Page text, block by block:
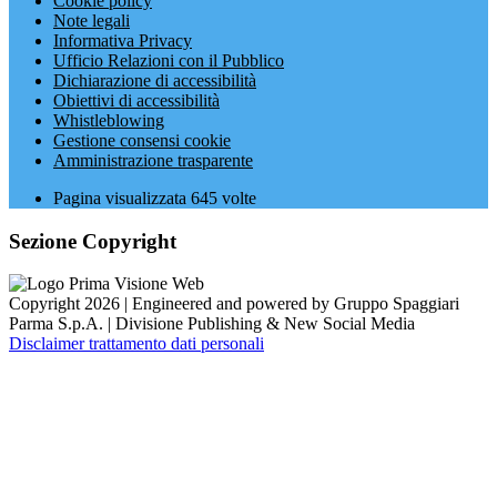
Note legali
Informativa Privacy
Ufficio Relazioni con il Pubblico
Dichiarazione di accessibilità
Obiettivi di accessibilità
Whistleblowing
Gestione consensi cookie
Amministrazione trasparente
Pagina visualizzata 645 volte
Sezione Copyright
Copyright 2026 | Engineered and powered by Gruppo Spaggiari
Parma S.p.A. | Divisione Publishing & New Social Media
Disclaimer trattamento dati personali